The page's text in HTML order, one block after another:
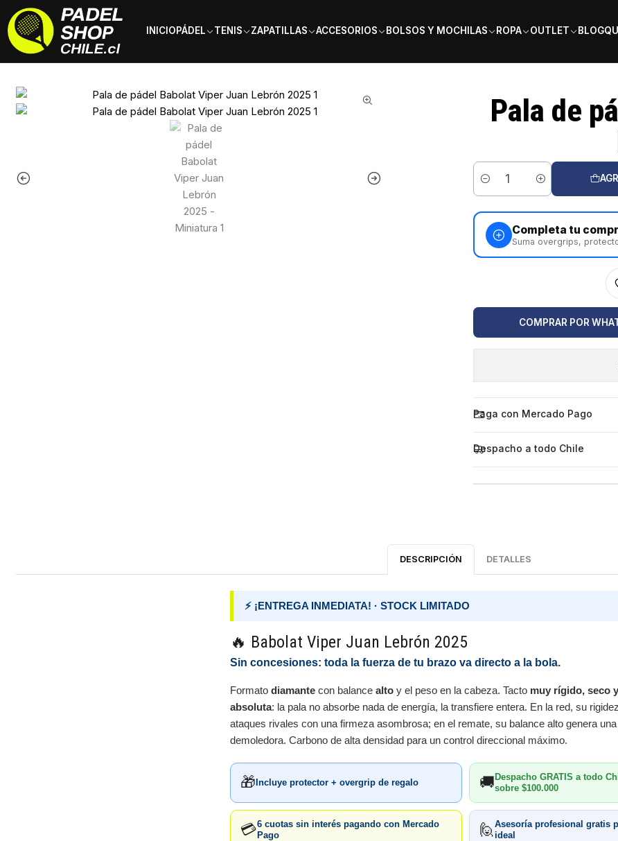
INICIOPÁDEL TENIS ZAPATILLAS ACCESORIOS BOLSOS Y MOCHILAS ROPA OUTLET BLOG
Inicio Palas de pádel Tipo de Pala
Pala de
Cantidad
Completa tu
Suma overgrips,
COMPRAR POR
Paga con Mercado Pago
Despacho a todo Chile
DESCRIPCIÓN DETALLES
⚡ ¡ENTREGA INMEDIATA! · STOCK LIMITADO
🔥 Babolat Viper Juan Lebrón 2025
Sin concesiones: toda la fuerza de tu brazo va directo a la bola.
Formato diamante con balance alto y el peso en la cabeza. Tacto muy rígido, seco
absoluta: la pala no absorbe nada de energía, la transfiere entera. En la red, su
ataques rivales con una firmeza asombrosa; en el remate, su balance alto genera
demoledora. Carbono de alta densidad para un control direccional máximo.
🎁 Incluye protector + overgrip de regalo 🚚 Despacho GRATIS a todo
sobre $100.000
💳6 cuotas sin interés pagando con Mercado
Pago
🙋 Asesoría profesional gratis
ideal